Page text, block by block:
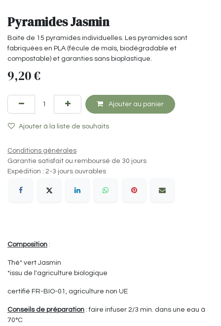
Pyramides Jasmin
Boite de 15 pyramides individuelles. Les pyramides sont
fabriquées en PLA (fécule de maïs, biodégradable et
compostable) et garanties sans bioplastique.
9,20€
Ajouter au panier
Ajouter à la liste de souhaits
Conditions générales
Garantie satisfait ou remboursé de 30 jours
Expédition : 2-3 jours ouvrables
Composition :
Thé* vert Jasmin
*issu de l'agriculture biologique
certifié FR-BIO-01, agriculture non UE
Conseils de préparation : faire infuser 2/3 min. dans une eau à
70°C